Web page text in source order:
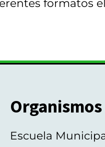
formatos
Escuela